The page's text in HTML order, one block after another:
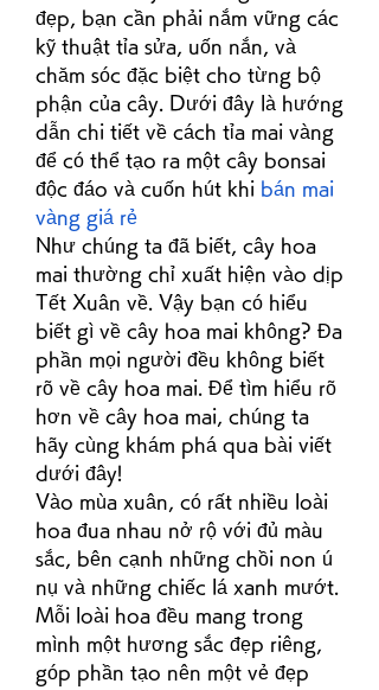
đẹp, bạn cần phải nắm vững các
kỹ thuật tỉa sửa, uốn nắn, và
chăm sóc đặc biệt cho từng bộ
phận của cây. Dưới đây là hướng
dẫn chi tiết về cách tỉa mai vàng
để có thể tạo ra một cây bonsai
độc đáo và cuốn hút khi bán mai
vàng giá rẻ
Như chúng ta đã biết, cây hoa
mai thường chỉ xuất hiện vào dịp
Tết Xuân về. Vậy bạn có hiểu
biết gì về cây hoa mai không? Đa
phần mọi người đều không biết
rõ về cây hoa mai. Để tìm hiểu rõ
hơn về cây hoa mai, chúng ta
hãy cùng khám phá qua bài viết
dưới đây!
Vào mùa xuân, có rất nhiều loài
hoa đua nhau nở rộ với đủ màu
sắc, bên cạnh những chồi non ú
nụ và những chiếc lá xanh mướt.
Mỗi loài hoa đều mang trong
mình một hương sắc đẹp riêng,
góp phần tạo nên một vẻ đẹp